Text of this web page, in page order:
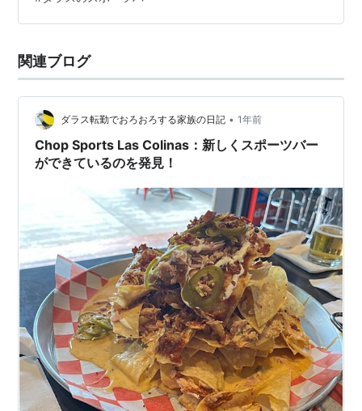
せんが、たくさんの日本人や日本サポーターがダラスを
訪れてくれていて、なんだか毎日うれしいと思う今日こ
てくれたTeams Live!で観戦しましたが、手に汗握る試合
で、とても楽しくよかったです。 いい試合を見せてもら
関連ブログ
ダラス転勤でおろおろする家族の日記 • 1年前
Chop Sports Las Colinas：新しくスポーツバー
ができているのを発見！